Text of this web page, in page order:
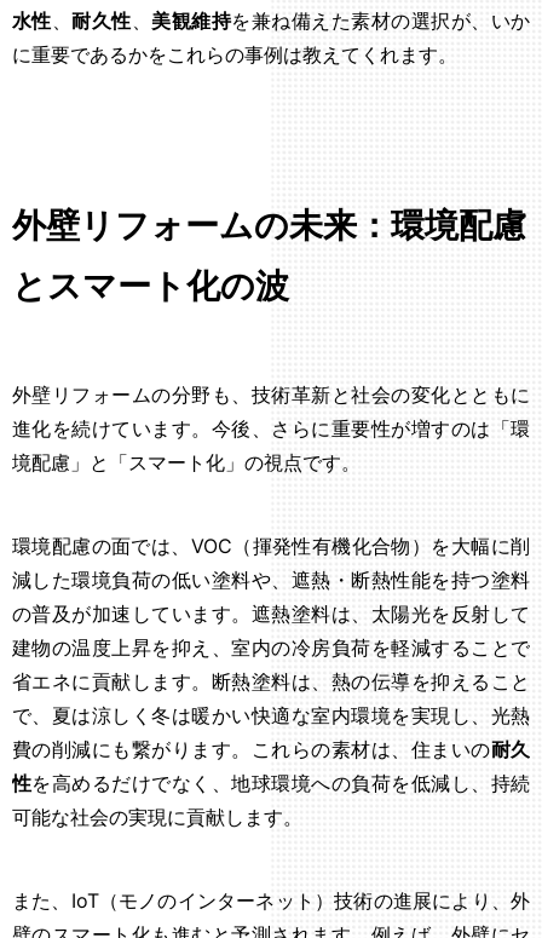
水性 、耐久性 美観維持を兼ね備えた素材の選択が、いか
に重要であるかをこれらの事例は教えてくれます。
外壁リフォームの未来：環境配慮
とスマート化の波
外壁リフォームの分野も、技術革新と社会の変化とともに
進化を続けています。今後、さらに重要性が増すのは「環
境配慮」と「スマート化」の視点です。
環境配慮の面では、VOC（揮発性有機化合物）を大幅に削
減した環境負荷の低い塗料や、遮熱・断熱性能を持つ塗料
の普及が加速しています。遮熱塗料は、太陽光を反射して
建物の温度上昇を抑え、室内の冷房負荷を軽減することで
省エネに貢献します。断熱塗料は、熱の伝導を抑えること
で、夏は涼しく冬は暖かい快適な室内環境を実現し、光熱
費の削減にも繋がります。これらの素材は、住まいの耐久
性を高めるだけでなく、地球環境への負荷を低減し、持続
可能な社会の実現に貢献します。
また、IoT（モノのインターネット）技術の進展により、外